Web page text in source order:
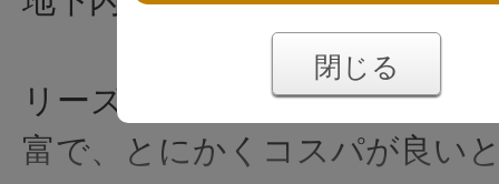
リーズナブルな価格設定とメ
富で、とにかくコスパが良い
閉じる